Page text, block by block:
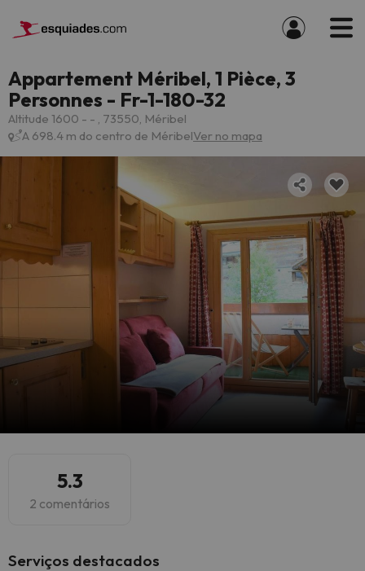
Appartement Méribel, 1 Pièce, 3
Personnes - Fr-1-180-32
Altitude 1600 - - , 73550, Méribel
A 698.4 m do centro de MéribelVer no mapa
5.3
2 comentários
Serviços destacados